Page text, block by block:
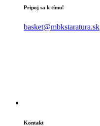
Pripoj sa k tímu!
basket@mbkstaratura.sk
Kontakt